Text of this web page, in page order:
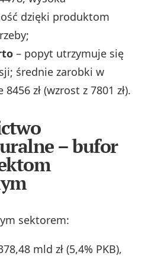
dzięki produktom
– popyt utrzymuje się
średnie zarobki w
zł (wzrost z 7801 zł).
– bufor
sektorem:
mld zł (5,4% PKB),